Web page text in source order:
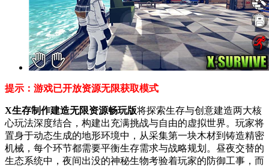
提示：游戏已开放资源无限获取模式
X生存制作建造无限资源畅玩版将探索生存与创意建造两大核
心玩法深度结合，构建出充满挑战与自由的虚拟世界。玩家将
置身于动态生成的地形环境中，从采集第一块木材到铸造精密
机械，每个环节都需要平衡生存需求与战略规划。昼夜交替的
生态系统中，夜间出没的神秘生物考验着玩家的防御工事，而